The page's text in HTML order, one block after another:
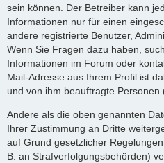
sein können. Der Betreiber kann
Informationen nur für einen
andere registrierte Benutzer,
Wenn Sie Fragen dazu haben,
Informationen im Forum oder
Mail-Adresse aus Ihrem Profil ist
und von ihm beauftragte Personen
Andere als die oben genannten
Ihrer Zustimmung an Dritte
auf Grund gesetzlicher
B. an Strafverfolgungsbehörden)